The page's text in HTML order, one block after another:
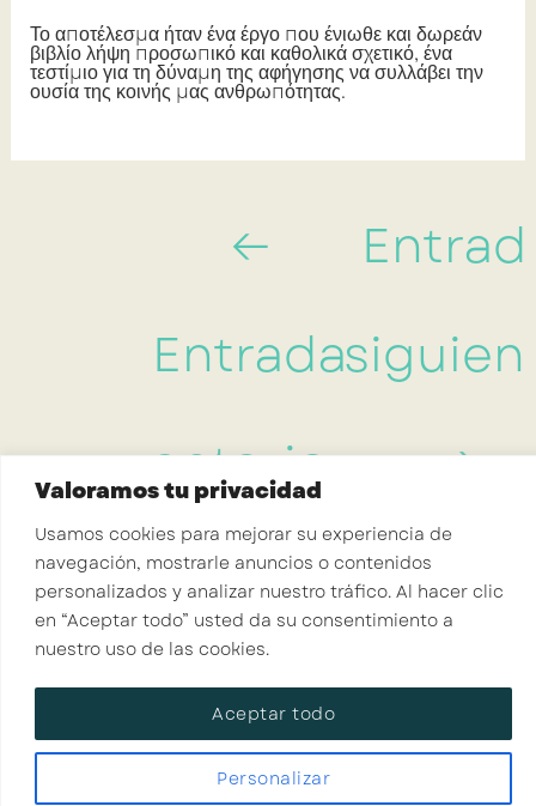
Valoramos tu privacidad
Usamos cookies para mejorar su experiencia de
navegación, mostrarle anuncios o contenidos
personalizados y analizar nuestro tráfico. Al hacer clic
en “Aceptar todo” usted da su consentimiento a
nuestro uso de las cookies.
Personalizar
Aceptar todo
Το αποτέλεσμα ήταν ένα έργο που ένιωθε και δωρεάν
βιβλίο λήψη προσωπικό και καθολικά σχετικό, ένα
τεστίμιο για τη δύναμη της αφήγησης να συλλάβει την
ουσία της κοινής μας ανθρωπότητας.
←
Entrada
anterior
→
INICIO SERVICIOS RECURSOS
Copyright © Crisalid Coaching. Todos los Derechos
Reservados.Aviso Legal|Política de Privacidad|Política de